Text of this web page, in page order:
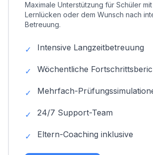
Maximale Unterstützung für Schüler
Lernlücken oder dem Wunsch nach
Betreuung.
✓ Intensive Langzeitbetreuung
✓ Wöchentliche
✓ Mehrfach-
✓ 24/7 Support-Team
✓ Eltern-Coaching inklusive